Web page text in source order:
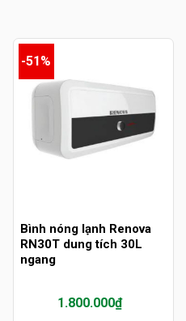
-51%
Bình nóng lạnh Renova
RN30T dung tích 30L
ngang
1.800.000₫